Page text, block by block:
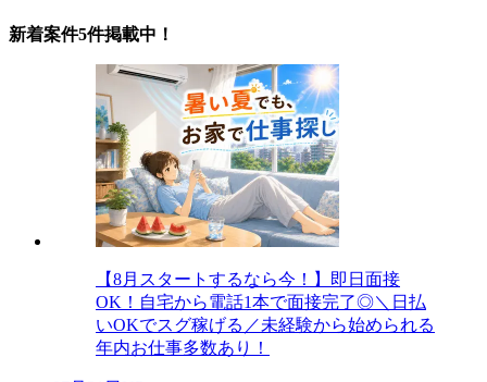
新着案件5件掲載中！
【8月スタートするなら今！】即日面接
OK！自宅から電話1本で面接完了◎＼日払
いOKでスグ稼げる／未経験から始められる
年内お仕事多数あり！